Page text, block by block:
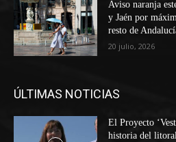
Aviso naranja
y Jaén por
resto de
20 julio, 2026
ÚLTIMAS NOTICIAS
El Proyecto
historia del